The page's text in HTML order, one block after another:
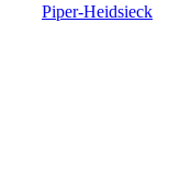
Piper-Heidsieck